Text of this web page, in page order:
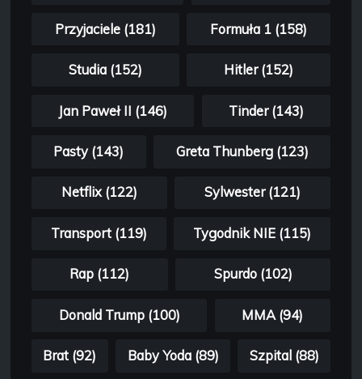
Przyjaciele (181) Formuła 1 (158)
Studia (152) Hitler (152)
Jan Paweł II (146) Tinder (143)
Pasty (143) Greta Thunberg (123)
Netflix (122) Sylwester (121)
Transport (119) Tygodnik NIE (115)
Rap (112) Spurdo (102)
Donald Trump (100) MMA (94)
Brat (92) Baby Yoda (89) Szpital (88)